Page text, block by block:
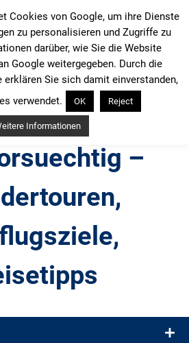
–
Ein Blog für alle, die gern
Cookies von Google, um ihre Dienste
zu personalisieren und Zugriffe zu
darüber, wie Sie die Website
Google weitergegeben. Durch die
erklären Sie sich damit einverstanden,
verwendet.
OK Reject
Informationen